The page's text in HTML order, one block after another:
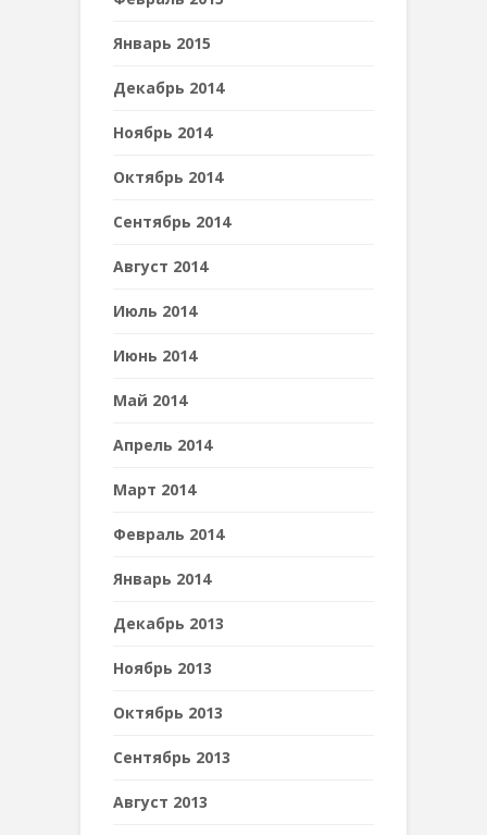
Январь 2015
Декабрь 2014
Ноябрь 2014
Октябрь 2014
Сентябрь 2014
Август 2014
Июль 2014
Июнь 2014
Май 2014
Апрель 2014
Март 2014
Февраль 2014
Январь 2014
Декабрь 2013
Ноябрь 2013
Октябрь 2013
Сентябрь 2013
Август 2013